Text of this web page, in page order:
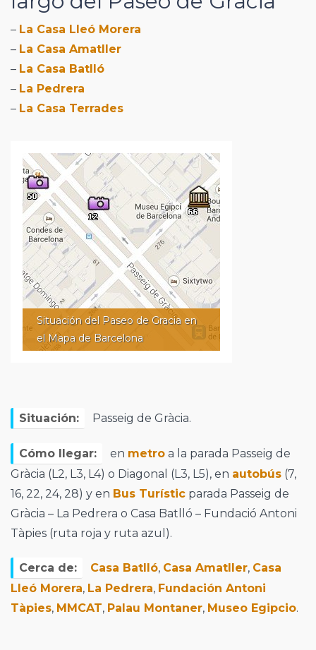
– La Casa Lleó Morera
– La Casa Amatller
– La Casa Batlló
– La Pedrera
– La Casa Terrades
Situación del Paseo de Gracia en
el Mapa de Barcelona
Situación: Passeig de Gràcia.
Cómo llegar: en metro a la parada Passeig de
Gràcia (L2, L3, L4) o Diagonal (L3, L5), en autobús (7,
16, 22, 24, 28) y en Bus Turístic parada Passeig de
Gràcia – La Pedrera o Casa Batlló – Fundació Antoni
Tàpies (ruta roja y ruta azul).
Cerca de: Casa Batlló, Casa Amatller, Casa
Lleó Morera, La Pedrera, Fundación Antoni
Tàpies, MMCAT, Palau Montaner, Museo Egipcio.